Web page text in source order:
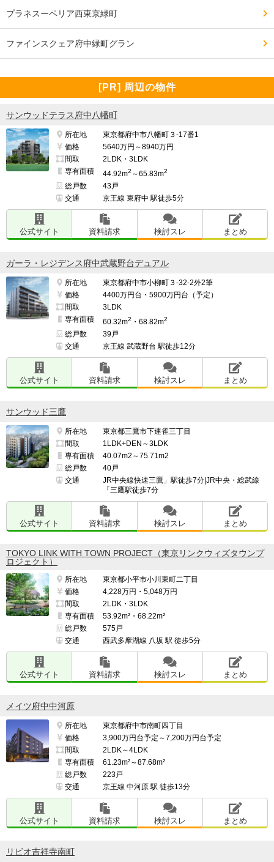
プラネスーペリア西東京緑町
ファインスクェア府中緑町グラン
[PR] 周辺の物件
サンウッドテラス府中八幡町
所在地
東京都府中市八幡町３-17番1
価格
5640万円～8940万円
間取
2LDK・3LDK
専有面積
44.92m2 ～65.83m2
総戸数
43戸
交通
京王線 東府中 駅徒歩5分
公式サイト 資料請求 検討スレ まとめ
ガーラ・レジデンス府中武蔵野台デュアル
所在地
東京都府中市小柳町３-32-2外2筆
価格
4400万円台・5900万円台（予定）
間取
3LDK
専有面積
60.32m2 ・68.82m2
総戸数
39戸
交通
京王線 武蔵野台 駅徒歩12分
公式サイト 資料請求 検討スレ まとめ
サンウッド三鷹
所在地
東京都三鷹市下連雀三丁目
間取
1LDK+DEN～3LDK
専有面積
40.07m2～75.71m2
総戸数
40戸
交通
JR中央線快速三鷹」駅徒歩7分|JR中央・総武線
「三鷹駅徒歩7分
公式サイト 資料請求 検討スレ まとめ
TOKYO LINK WITH TOWN PROJECT（東京リンクウィズタウンプ
ロジェクト）
所在地
東京都小平市小川東町二丁目
価格
4,228万円・5,048万円
間取
2LDK・3LDK
専有面積
53.92m²・68.22m²
総戸数
575戸
交通
西武多摩湖線 八坂 駅 徒歩5分
公式サイト 資料請求 検討スレ まとめ
メイツ府中中河原
所在地
東京都府中市南町四丁目
価格
3,900万円台予定～7,200万円台予定
間取
2LDK～4LDK
専有面積
61.23m²～87.68m²
総戸数
223戸
交通
京王線 中河原 駅 徒歩13分
公式サイト 資料請求 検討スレ まとめ
リビオ吉祥寺南町